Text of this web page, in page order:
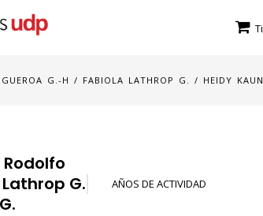
G.-H / FABIOLA LATHROP G. / HEIDY
G.
AÑOS DE ACTIVIDAD